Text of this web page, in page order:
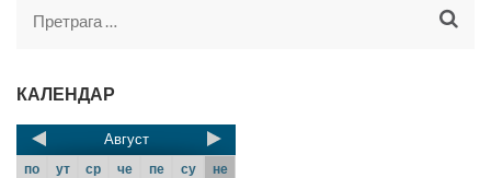
КАЛЕНДАР
Август
по ут ср че пе су
не